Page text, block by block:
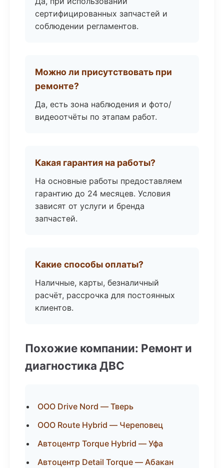
сертифицированных запчастей и
соблюдении регламентов.
Можно ли присутствовать при
ремонте?
Да, есть зона наблюдения и фото/
видеоотчёты по этапам работ.
Какая гарантия на работы?
На основные работы предоставляем
гарантию до 24 месяцев. Условия
зависят от услуги и бренда
запчастей.
Какие способы оплаты?
Наличные, карты, безналичный
расчёт, рассрочка для постоянных
клиентов.
Похожие компании: Ремонт и
диагностика ДВС
ООО Drive Nord — Тверь
ООО Route Hybrid — Череповец
Автоцентр Torque Hybrid — Уфа
Автоцентр Detail Torque — Абакан